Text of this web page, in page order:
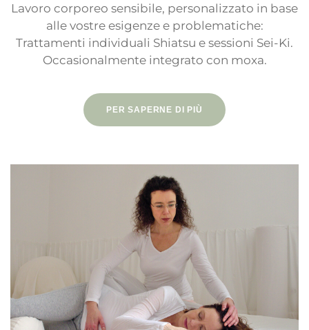
Lavoro corporeo sensibile, personalizzato in base
alle vostre esigenze e problematiche:
Trattamenti individuali Shiatsu e sessioni Sei-Ki.
Occasionalmente integrato con moxa.
PER SAPERNE DI PIÙ